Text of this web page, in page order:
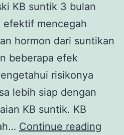
KB suntik 3 bulan
efektif mencegah
hormon dari suntikan
beberapa efek
risikonya
lebih siap dengan
KB suntik. KB
Continue reading